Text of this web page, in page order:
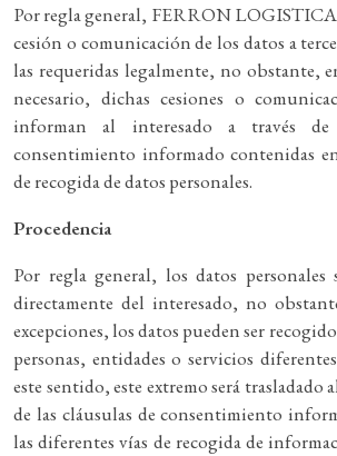
Por regla general, FERRON LOGISTICA
cesión o comunicación de los datos a
las requeridas legalmente, no obstante,
necesario, dichas cesiones o
informan al interesado a través de
consentimiento informado contenidas
de recogida de datos personales.
Procedencia
Por regla general, los datos personales
directamente del interesado, no
excepciones, los datos pueden ser
personas, entidades o servicios
este sentido, este extremo será trasladado
de las cláusulas de consentimiento
las diferentes vías de recogida de